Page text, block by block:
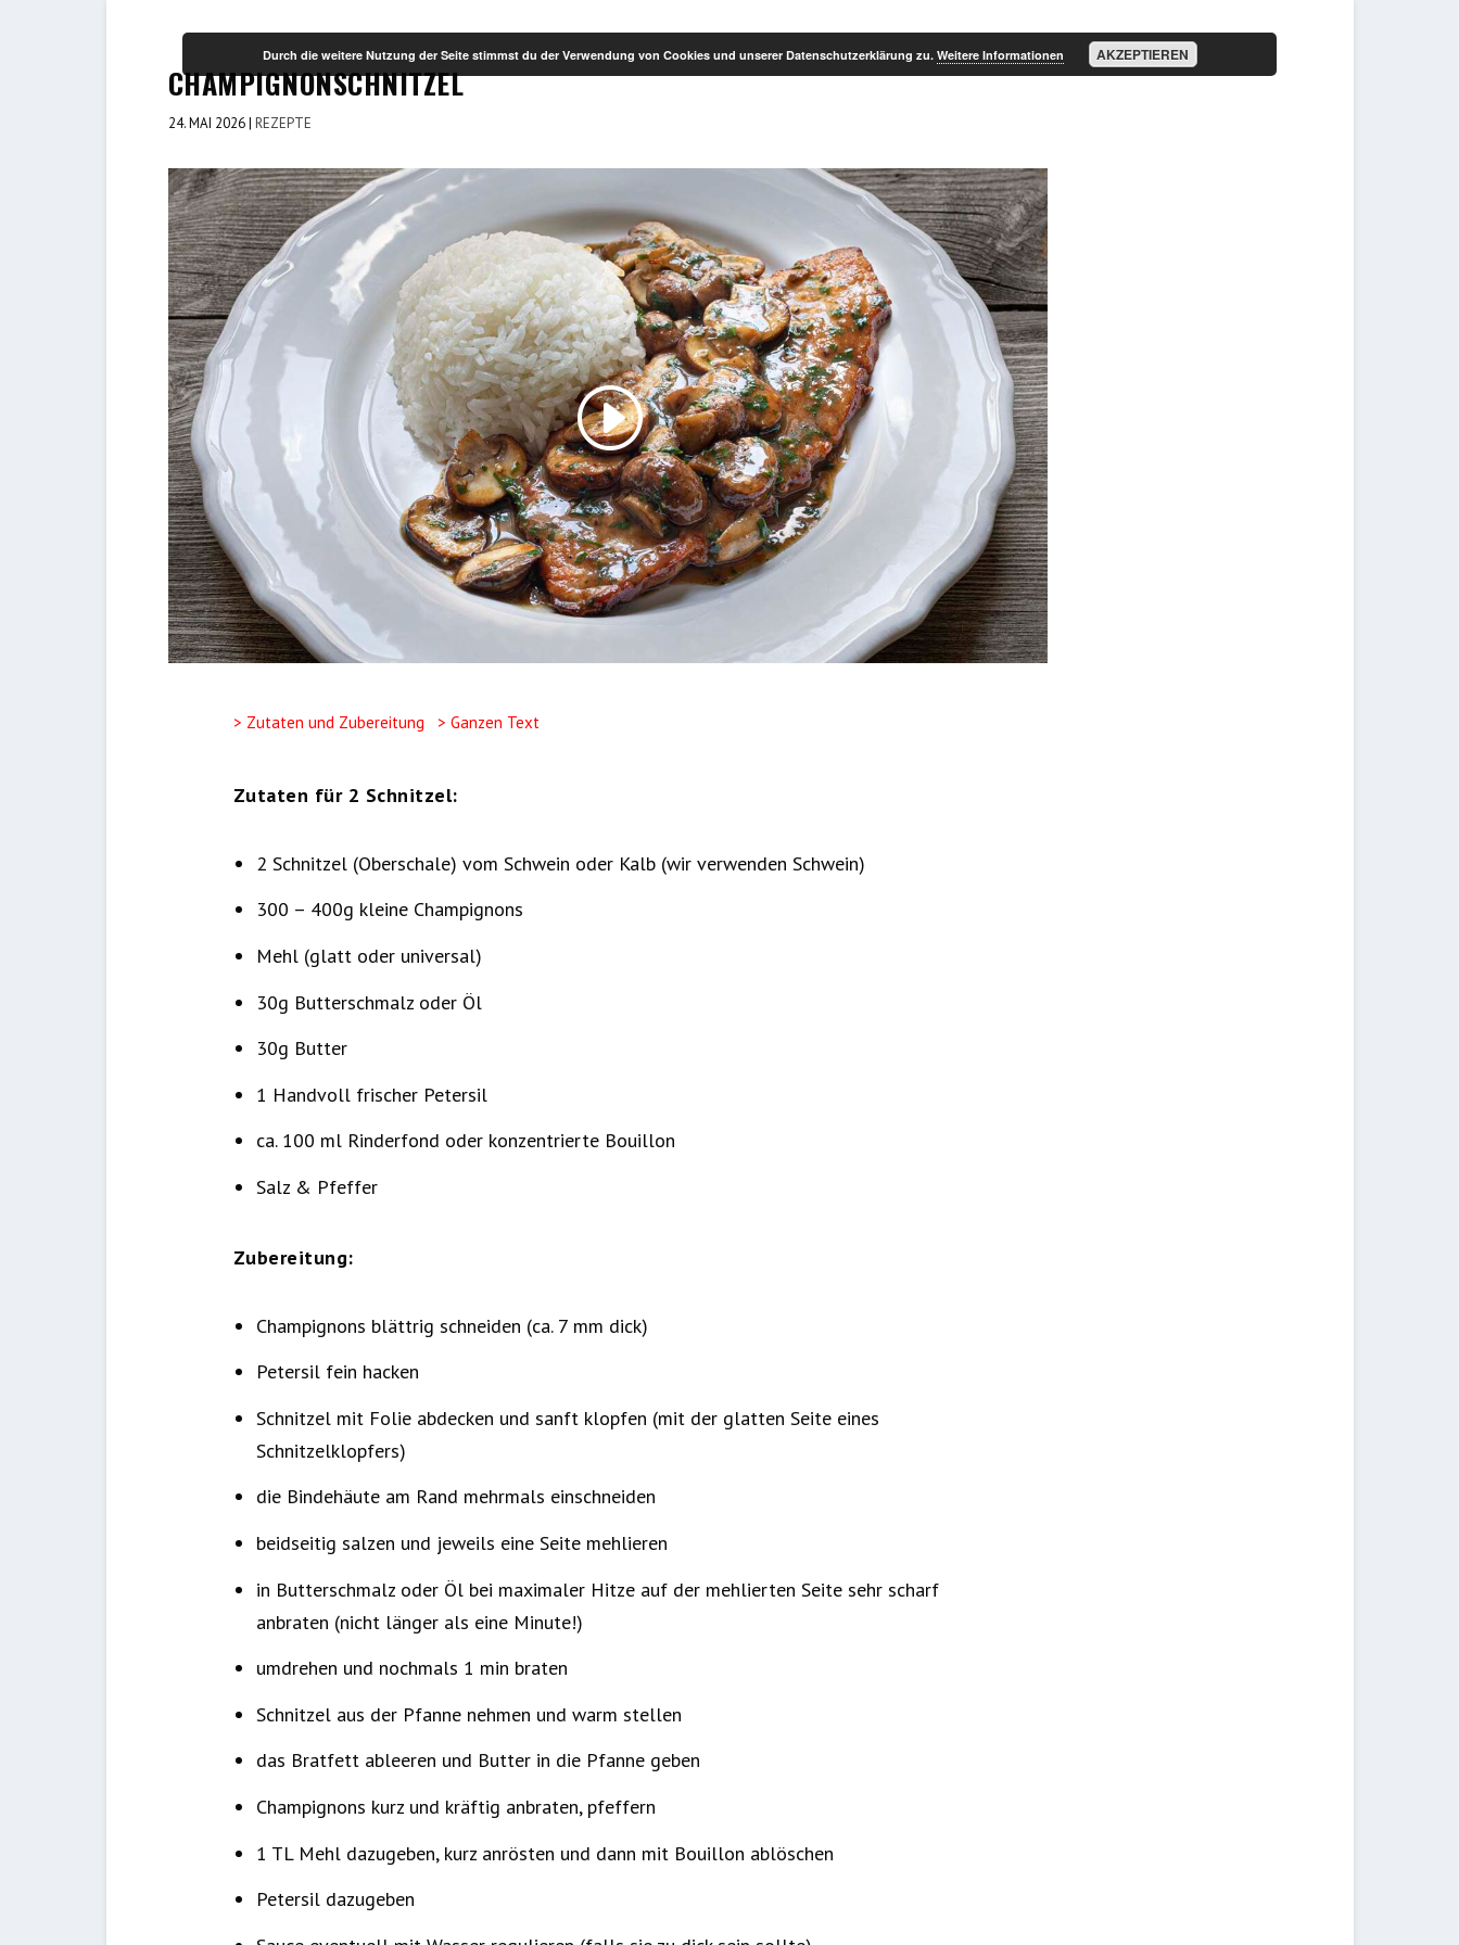
CHAMPIGNONSCHNITZEL
24. MAI 2026| REZEPTE
> Zutaten und Zubereitung > Ganzen Text
Zutaten für 2 Schnitzel:
2 Schnitzel (Oberschale) vom Schwein oder Kalb (wir verwenden Schwein)
300 – 400g kleine Champignons
Mehl (glatt oder universal)
30g Butterschmalz oder Öl
30g Butter
1 Handvoll frischer Petersil
ca. 100 ml Rinderfond oder konzentrierte Bouillon
Salz & Pfeffer
Zubereitung:
Champignons blättrig schneiden (ca. 7 mm dick)
Petersil fein hacken
Schnitzel mit Folie abdecken und sanft klopfen (mit der glatten Seite eines
Schnitzelklopfers)
die Bindehäute am Rand mehrmals einschneiden
beidseitig salzen und jeweils eine Seite mehlieren
in Butterschmalz oder Öl bei maximaler Hitze auf der mehlierten Seite sehr scharf
anbraten (nicht länger als eine Minute!)
umdrehen und nochmals 1 min braten
Schnitzel aus der Pfanne nehmen und warm stellen
das Bratfett ableeren und Butter in die Pfanne geben
Champignons kurz und kräftig anbraten, pfeffern
1 TL Mehl dazugeben, kurz anrösten und dann mit Bouillon ablöschen
Petersil dazugeben
Durch die weitere Nutzung der Seite stimmst du der Verwendung von Cookies und unserer Datenschutzerklärung zu. Weitere Informationen AKZEPTIEREN